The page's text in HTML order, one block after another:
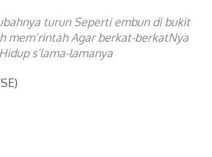
turun Seperti embun di bukit
mem’rintah Agar berkat-berkatNya
s’lama-lamanya